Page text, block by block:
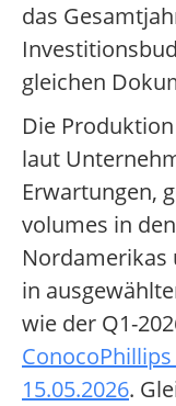
das
gleichen
Die
laut
Erwartungen,
volumes in
Nordamerikas
in
wie der Q1-
15.05.2026.